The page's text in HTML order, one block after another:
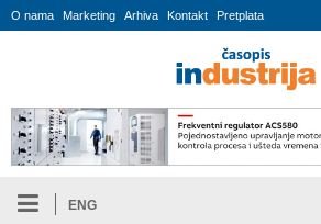
O nama Marketing Arhiva Kontakt Pretplata
ENG